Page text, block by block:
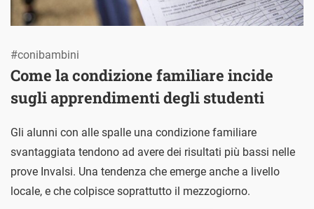
Come la condizione familiare incide
sugli apprendimenti degli studenti
#conibambini
Gli alunni con alle spalle una condizione familiare
svantaggiata tendono ad avere dei risultati più bassi nelle
prove Invalsi. Una tendenza che emerge anche a livello
locale, e che colpisce soprattutto il mezzogiorno.